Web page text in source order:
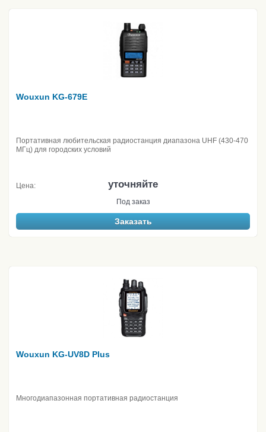
Wouxun KG-679E
Портативная любительская радиостанция диапазона UHF (430-470
МГц) для городских условий
Цена: уточняйте
Под заказ
Заказать
Wouxun KG-UV8D Plus
Многодиапазонная портативная радиостанция